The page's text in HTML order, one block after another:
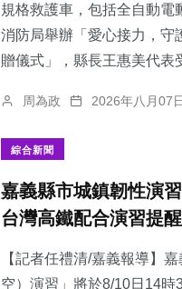
規格救護車，包括全自動電
消防局舉辦「愛心接力，守
贈儀式」，縣長王惠美代表
周為政 2026年八月07
綜合新聞
嘉義縣市城鎮韌性演
台灣高鐵配合演習提
【記者任禮清/嘉義報導】
空）演習」將於8/10日14時